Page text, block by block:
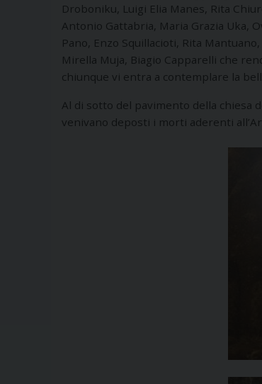
Droboniku, Luigi Elia Manes, Rita
Antonio Gattabria, Maria Grazia Uka,
Pano, Enzo Squillacioti, Rita
Mirella Muja, Biagio Capparelli che
chiunque vi entra a contemplare la
Al di sotto del pavimento della chiesa
venivano deposti i morti aderenti